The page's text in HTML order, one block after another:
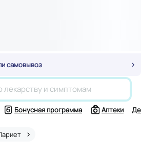
самовывоз
Бонусная программа Аптеки